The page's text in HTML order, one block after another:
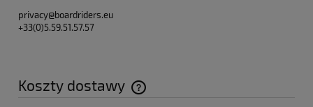
privacy@boardriders.eu
+33(0)5.59.51.57.57
Koszty dostawy
Cena nie zawiera ewentualnych kosztów płatności